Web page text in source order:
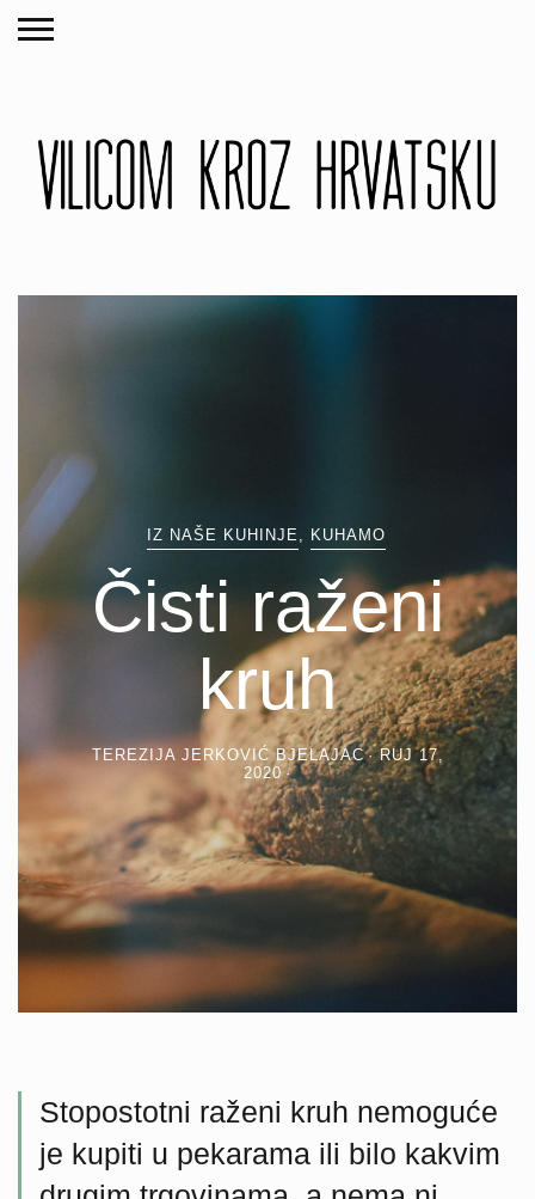
IZ NAŠE KUHINJE KUHAMO
Čisti raženi
kruh
TEREZIJA JERKOVIĆ BJELAJAC
RUJ 17,
2020
Stopostotni raženi kruh nemoguće
je kupiti u pekarama ili bilo kakvim